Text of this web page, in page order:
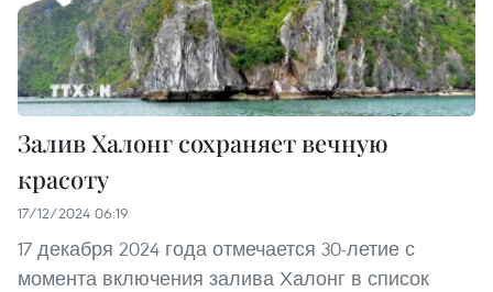
Залив Халонг сохраняет вечную
красоту
17/12/2024 06:19
17 декабря 2024 года отмечается 30-летие с
момента включения залива Халонг в список